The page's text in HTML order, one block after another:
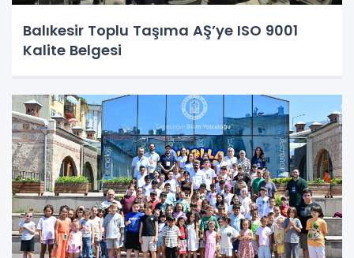
Balıkesir Toplu Taşıma AŞ’ye ISO 9001
Kalite Belgesi